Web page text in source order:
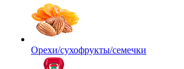
Орехи/сухофрукты/семечки